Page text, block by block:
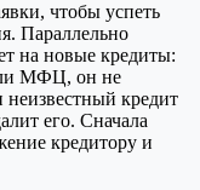
чтобы успеть
Параллельно
на новые кредиты:
МФЦ, он не
кредит
его. Сначала
кредитору и